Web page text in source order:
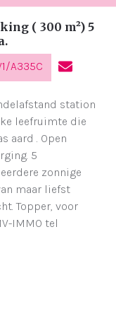
( 300 m²) 5
A335C
station
leefruimte die
aard . Open
5
zonnige
maar liefst
Topper, voor
IMMO tel